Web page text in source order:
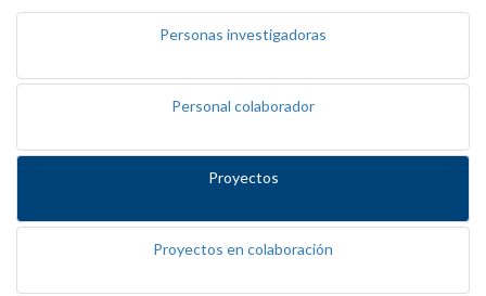
Personas investigadoras
Personal colaborador
Proyectos
Proyectos en colaboración